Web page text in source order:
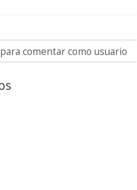
comentar como usuario